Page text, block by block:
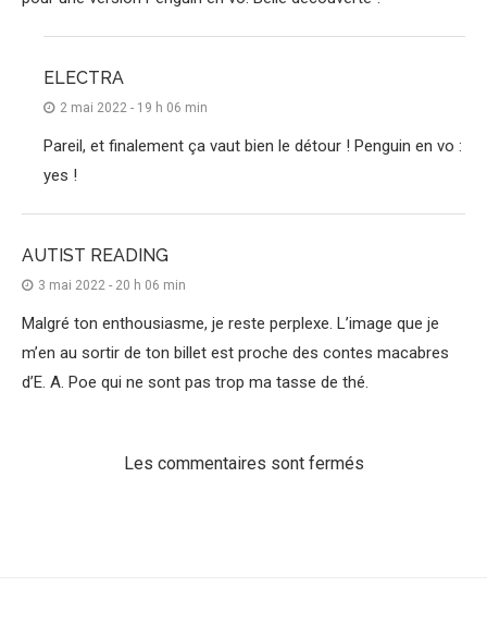
ELECTRA
2 mai 2022 - 19 h 06 min
Pareil, et finalement ça vaut bien le détour ! Penguin en vo :
yes !
AUTIST READING
3 mai 2022 - 20 h 06 min
Malgré ton enthousiasme, je reste perplexe. L’image que je
m’en au sortir de ton billet est proche des contes macabres
d’E. A. Poe qui ne sont pas trop ma tasse de thé.
Les commentaires sont fermés